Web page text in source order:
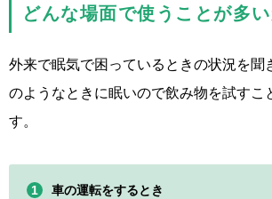
どんな場面で使うことが多い
外来で眠気で困っているときの状況を聞
のようなときに眠いので飲み物を試すこ
す。
車の運転をするとき